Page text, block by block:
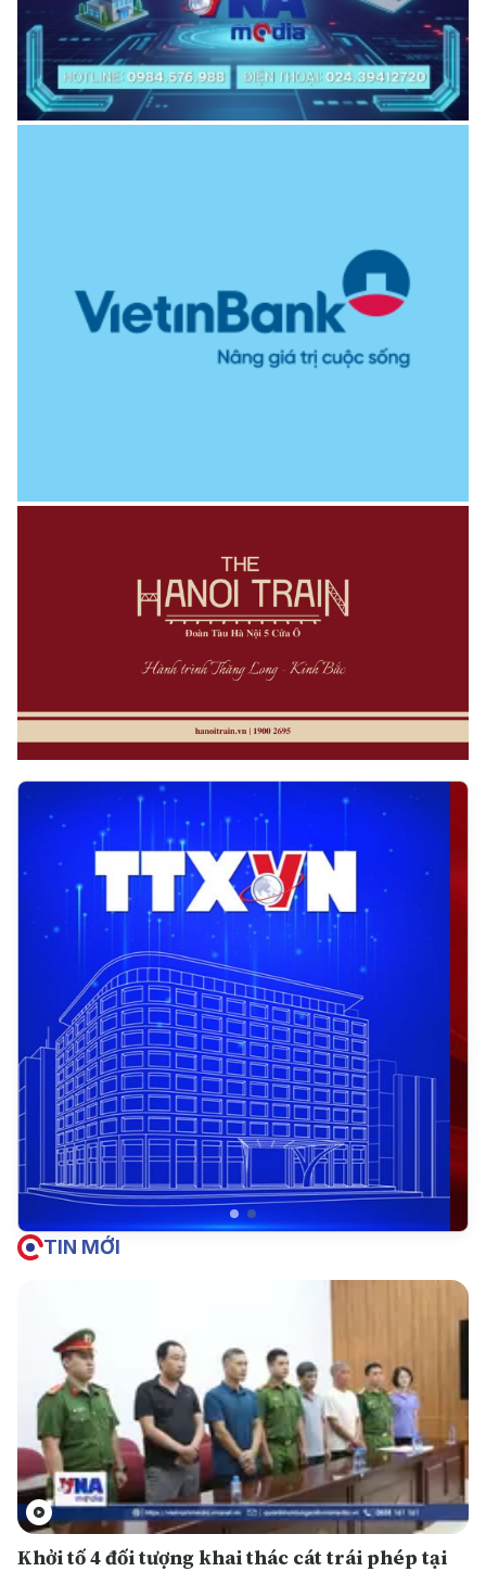
TIN MỚI
Khởi tố 4 đối tượng khai thác cát trái phép tại